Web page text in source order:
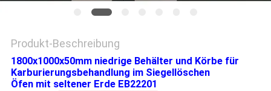
Produkt-Beschreibung
1800x1000x50mm niedrige Behälter und Körbe für
Karburierungsbehandlung im Siegellöschen
Öfen mit seltener Erde EB22201